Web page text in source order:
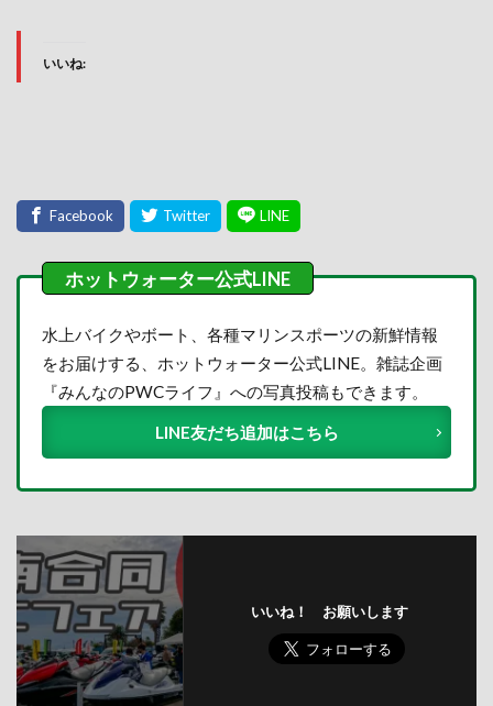
いいね:
水上バイクやボート、各種マリンスポーツの新鮮情報
をお届けする、ホットウォーター公式LINE。雑誌企画
『みんなのPWCライフ』への写真投稿もできます。
LINE友だち追加はこちら
いいね！ お願いします